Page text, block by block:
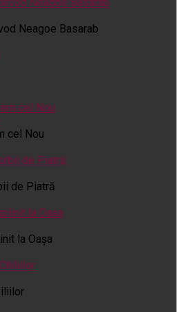
Neagoe Basarab
cel Nou
de Piatră
la Oaşa